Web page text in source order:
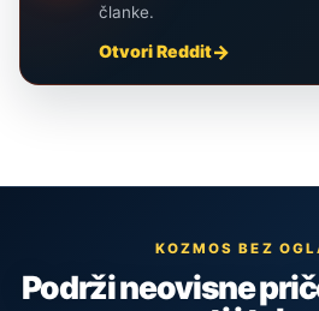
članke.
Otvori Reddit
KOZMOS BEZ
Podrži neovisne